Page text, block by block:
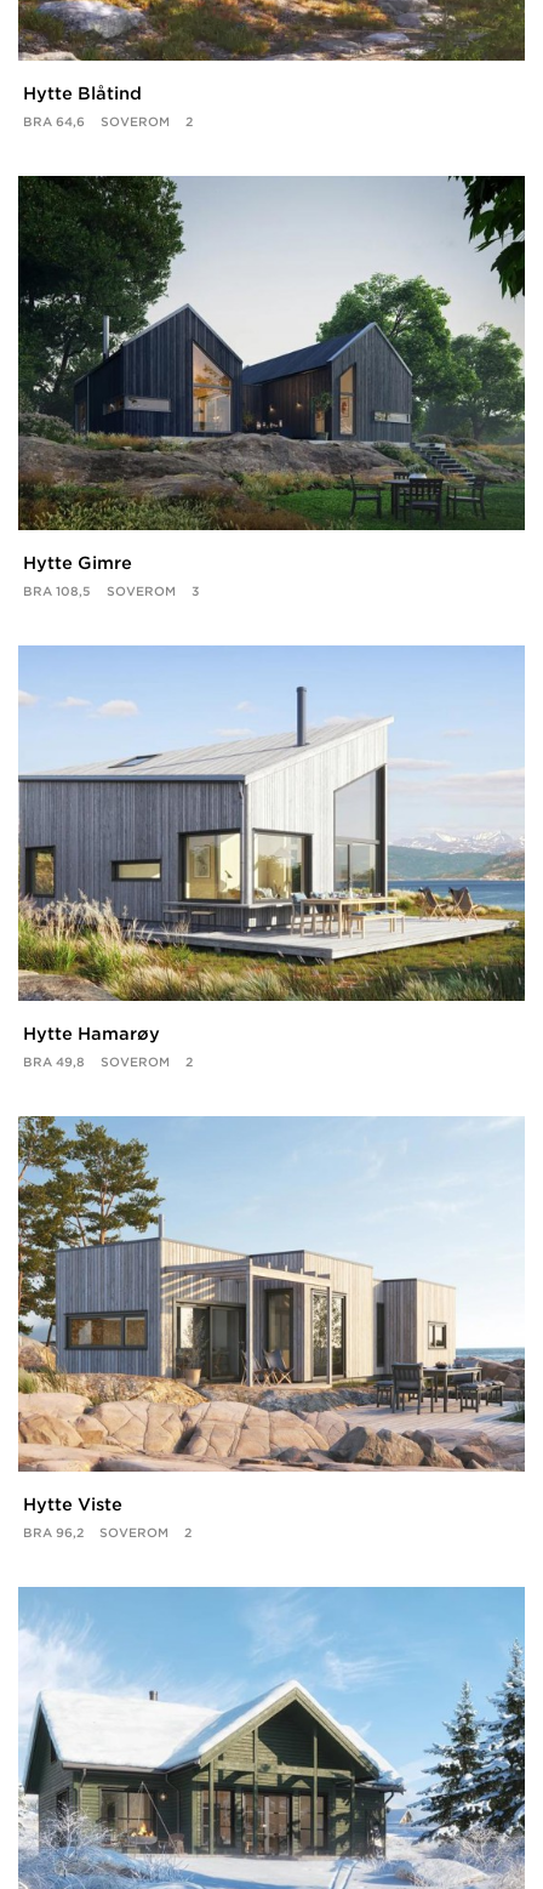
Hytte Blåtind
BRA 64,6 SOVEROM 2
Hytte Gimre
BRA 108,5 SOVEROM 3
Hytte Hamarøy
BRA 49,8 SOVEROM 2
Hytte Viste
BRA 96,2 SOVEROM 2